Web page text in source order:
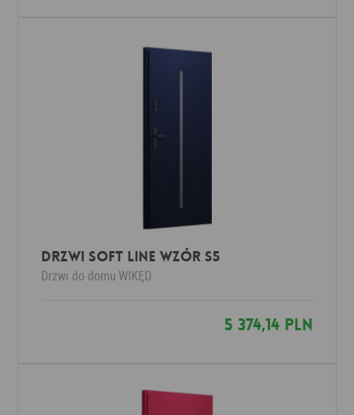
Drzwi SOFT LINE wzór S5
Drzwi do domu WIKĘD
5 374,14 PLN